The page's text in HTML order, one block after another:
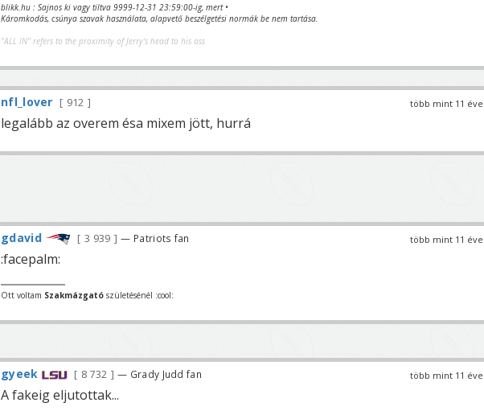
blikk.hu : Sajnos ki vagy tiltva 9999-12-31 23:59:00-ig, mert •
Káromkodás, csúnya szavak használata, alapvető beszélgetési normák be nem tartása.
"ALL IN" refers to the proximity of Jerry's head to his ass
több mint 11 éve
nfl_lover 912
legalább az overem ésa mixem jött, hurrá
több mint 11 éve
gdavid 3 939 — Patriots fan
:facepalm:
Ott voltam Szakmázgató születésénél :cool:
több mint 11 éve
gyeek 8 732 — Grady Judd fan
A fakeig eljutottak...